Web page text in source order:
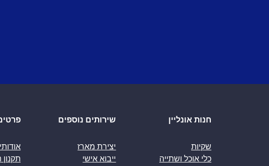
חנות אונליין
שקיות
כלי אוכל ושתייה
שירותים נוספים
יצירת מארז
ייבוא אישי